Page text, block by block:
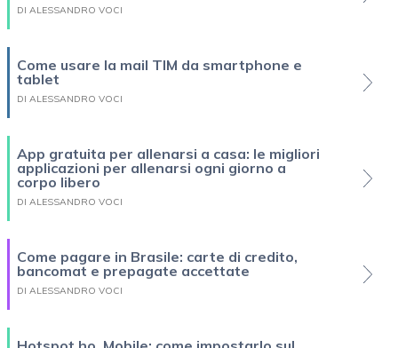
DI ALESSANDRO VOCI
Come usare la mail TIM da smartphone e
tablet
DI ALESSANDRO VOCI
App gratuita per allenarsi a casa: le migliori
applicazioni per allenarsi ogni giorno a
corpo libero
DI ALESSANDRO VOCI
Come pagare in Brasile: carte di credito,
bancomat e prepagate accettate
DI ALESSANDRO VOCI